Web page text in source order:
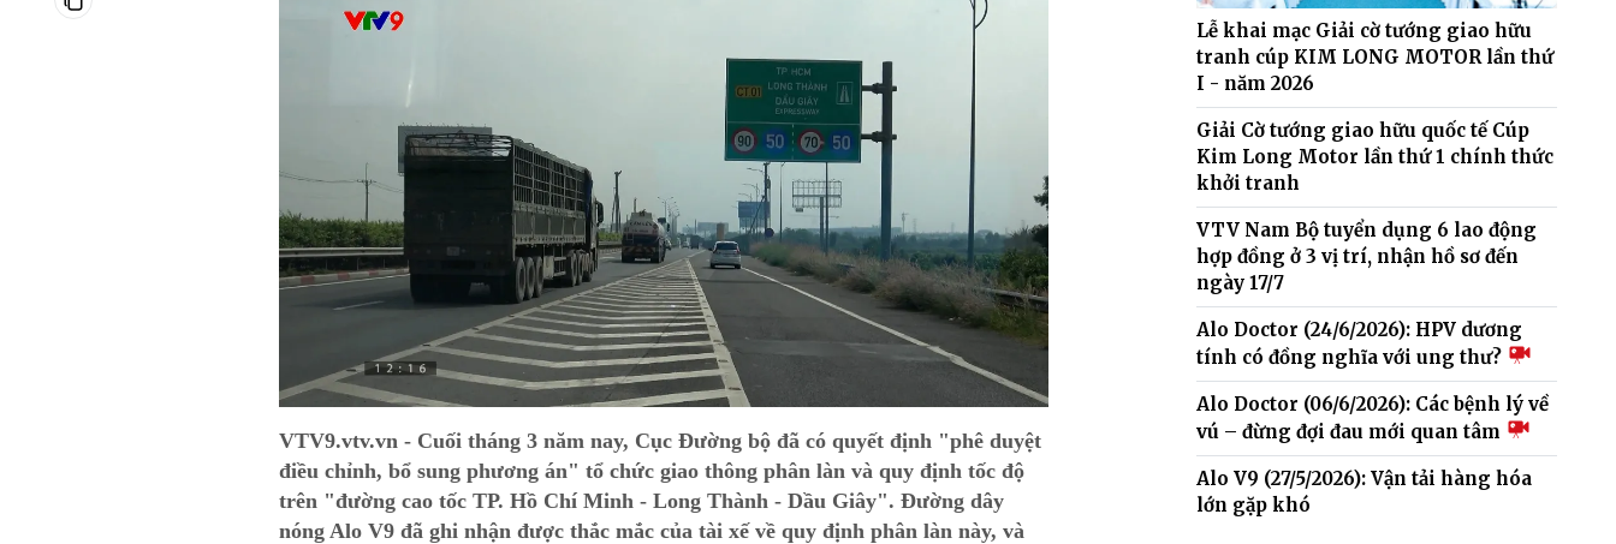
VTV9.vtv.vn - Cuối tháng 3 năm nay, Cục Đường bộ đã có quyết định "phê duyệt
điều chỉnh, bổ sung phương án" tổ chức giao thông phân làn và quy định tốc độ
trên "đường cao tốc TP. Hồ Chí Minh - Long Thành - Dầu Giây". Đường dây
nóng Alo V9 đã ghi nhận được thắc mắc của tài xế về quy định phân làn này, và
Lễ khai mạc Giải cờ tướng giao hữu
tranh cúp KIM LONG MOTOR lần thứ
I - năm 2026
Giải Cờ tướng giao hữu quốc tế Cúp
Kim Long Motor lần thứ 1 chính thức
khởi tranh
VTV Nam Bộ tuyển dụng 6 lao động
hợp đồng ở 3 vị trí, nhận hồ sơ đến
ngày 17/7
Alo Doctor (24/6/2026): HPV dương
tính có đồng nghĩa với ung thư?
Alo Doctor (06/6/2026): Các bệnh lý về
vú – đừng đợi đau mới quan tâm
Alo V9 (27/5/2026): Vận tải hàng hóa
lớn gặp khó